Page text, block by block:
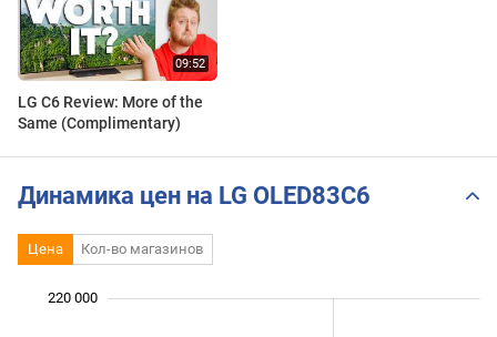
LG C6 Review: More of the
Same (Complimentary)
Динамика цен на LG OLED83C6
Цена Кол-во магазинов
220 000